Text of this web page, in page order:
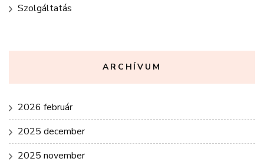
Szolgáltatás
ARCHÍVUM
2026 február
2025 december
2025 november